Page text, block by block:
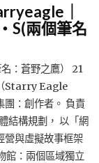
｜
S(兩個筆名
：蒼野之鷹） 21
Starry Eagle
：創作者。 負責
結構規劃， 以「網
營與虛擬故事框架
館：兩個區域獨立